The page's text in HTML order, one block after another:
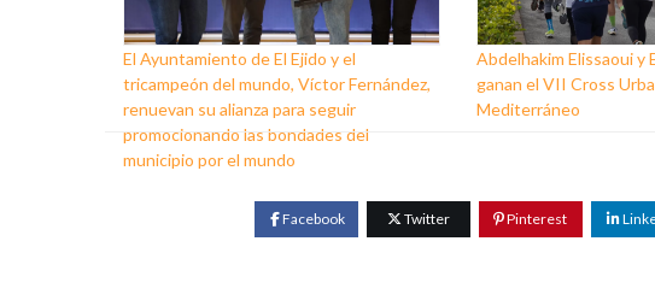
El Ayuntamiento de El Ejido y el
tricampeón del mundo, Víctor Fernández,
renuevan su alianza para seguir
promocionando las bondades del
municipio por el mundo
Abdelhakim Elissaoui y
ganan el VII Cross
Mediterráneo
Facebook Twitter Pinterest